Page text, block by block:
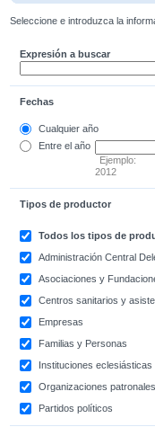
Seleccione e introduzca la
Expresión a buscar
Fechas
Cualquier año
Entre el año
Ejemplo:
2012
Tipos de productor
Todos los tipos de
Administración Central
Asociaciones y
Centros sanitarios y
Empresas
Familias y Personas
Instituciones eclesiásticas
Organizaciones patronales
Partidos políticos